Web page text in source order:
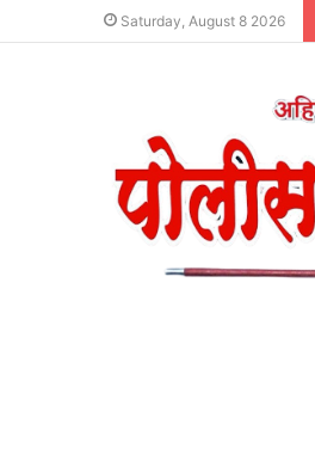
Saturday, August 8 2026